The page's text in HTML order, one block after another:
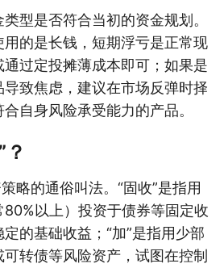
型是否符合当初的资金规划。
的是长钱，短期浮亏是正常现
过定投摊薄成本即可；如果是
致焦虑，建议在市场反弹时择
自身风险承受能力的产品。
略的通俗叫法。“固收”是指用
以上）投资于债券等固定收
的基础收益；“加”是指用少部
转债等风险资产，试图在控制